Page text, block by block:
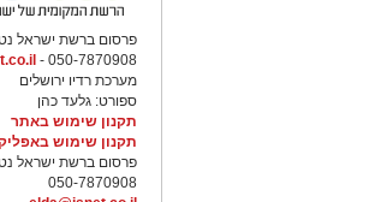
פרסום ברשת ישראל
050-7870908 -
מערכת רדיו ירושלים
ספורט: גלעד כהן
תקנון שימוש באתר
תקנון שימוש
פרסום ברשת ישראל
050-7870908